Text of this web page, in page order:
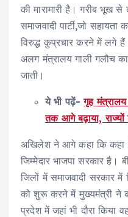
की मारामारी है। गरीब भूख
समाजवादी पार्टी,जो
विरुद्ध कुप्रचार करने में लगे
अलग मंत्रालय गाली गलौच का
जाती।
ये भी पढ़ें-गृह
तक आगे बढ़ाया, राज्यों
अखिलेश ने आगे कहा कि कहा
जिम्मेदार भाजपा सरकार है।
जिलों में समाजवादी सरकार में
को शुरू करने में मुख्यमंत्री ने
प्रदेश में जहां भी दौरा किया